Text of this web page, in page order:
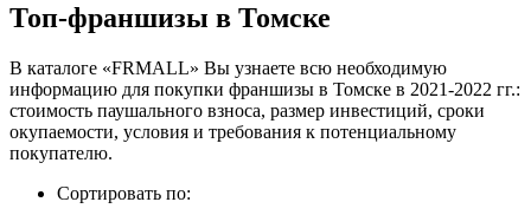
Топ-франшизы в Томске
В каталоге «FRMALL» Вы узнаете всю необходимую
информацию для покупки франшизы в Томске в 2021-2022 гг.:
стоимость паушального взноса, размер инвестиций, сроки
окупаемости, условия и требования к потенциальному
покупателю.
Сортировать по: